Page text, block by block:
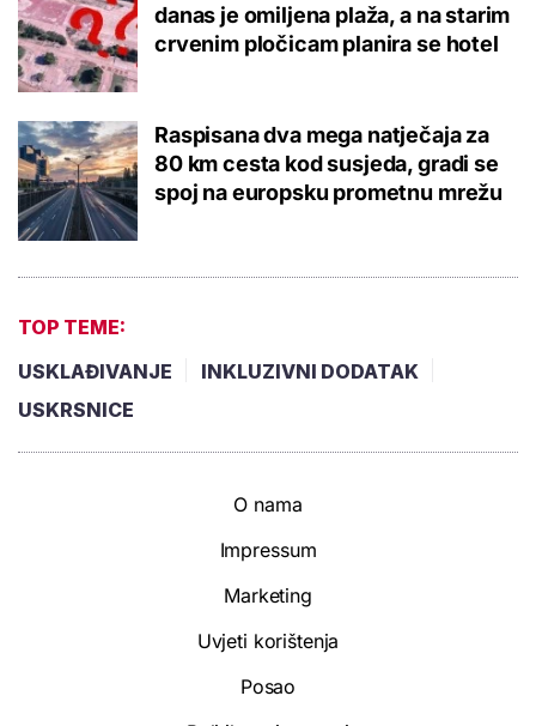
danas je omiljena plaža, a na starim
crvenim pločicam planira se hotel
Raspisana dva mega natječaja za
80 km cesta kod susjeda, gradi se
spoj na europsku prometnu mrežu
TOP TEME:
USKLAĐIVANJE
INKLUZIVNI DODATAK
USKRSNICE
O nama
Impressum
Marketing
Uvjeti korištenja
Posao